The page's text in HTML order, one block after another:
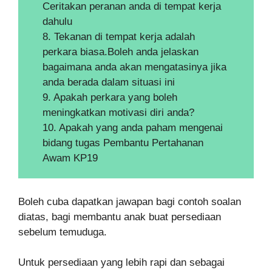
Ceritakan peranan anda di tempat kerja
dahulu
8. Tekanan di tempat kerja adalah
perkara biasa.Boleh anda jelaskan
bagaimana anda akan mengatasinya jika
anda berada dalam situasi ini
9. Apakah perkara yang boleh
meningkatkan motivasi diri anda?
10. Apakah yang anda paham mengenai
bidang tugas Pembantu Pertahanan
Awam KP19
Boleh cuba dapatkan jawapan bagi contoh soalan
diatas, bagi membantu anak buat persediaan
sebelum temuduga.
Untuk persediaan yang lebih rapi dan sebagai